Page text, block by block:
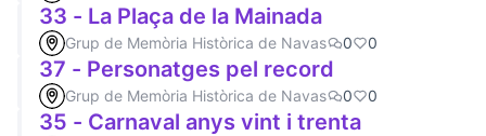
33 - La Plaça de la Mainada
Grup de Memòria Històrica de Navas 0 0
37 - Personatges pel record
Grup de Memòria Històrica de Navas 0 0
35 - Carnaval anys vint i trenta